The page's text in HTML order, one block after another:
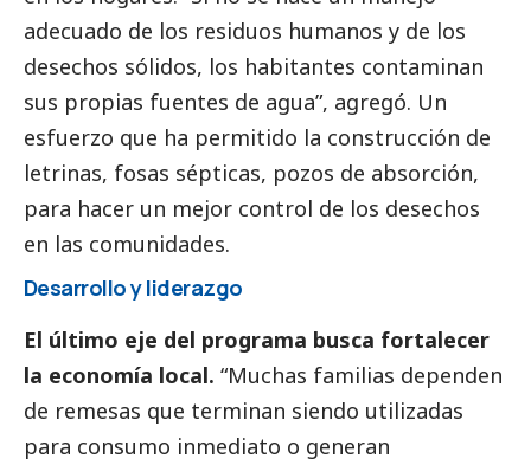
adecuado de los residuos humanos y de los
desechos sólidos, los habitantes contaminan
sus propias fuentes de agua”, agregó. Un
esfuerzo que ha permitido la construcción de
letrinas, fosas sépticas, pozos de absorción,
para hacer un mejor control de los desechos
en las comunidades.
Desarrollo y liderazgo
El último eje del programa busca fortalecer
la economía local. “Muchas familias dependen
de remesas que terminan siendo utilizadas
para consumo inmediato o generan